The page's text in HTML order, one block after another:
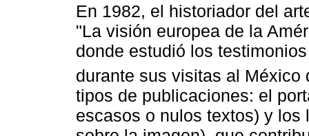
En 1982, el historiador del
"La visión europea de la
donde estudió los
durante sus visitas al México
tipos de publicaciones: el
escasos o nulos textos) y